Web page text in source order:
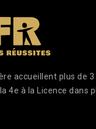
accueillent plus
4e à la Licence dans